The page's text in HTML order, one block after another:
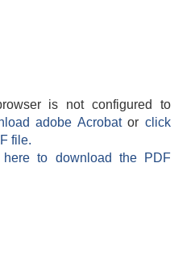
is not configured to
adobe Acrobatorclick
file.
here to download the PDF